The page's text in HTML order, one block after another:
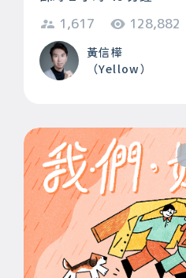
1,617 128,882
黃信樺
（Yellow）